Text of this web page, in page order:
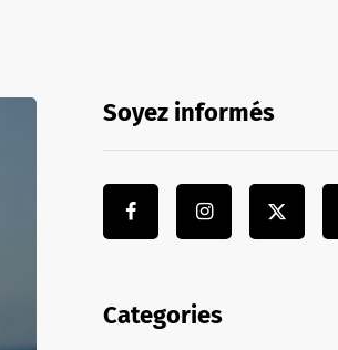
Soyez informés
Categories